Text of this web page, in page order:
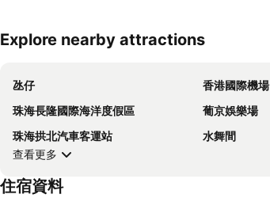
Explore nearby attractions
氹仔 香港國際機場
珠海長隆國際海洋度假區
葡京娛樂場
珠海拱北汽車客運站
水舞間
查看更多
住宿資料